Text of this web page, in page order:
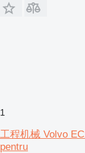
1
工程机械 Volvo
pentru